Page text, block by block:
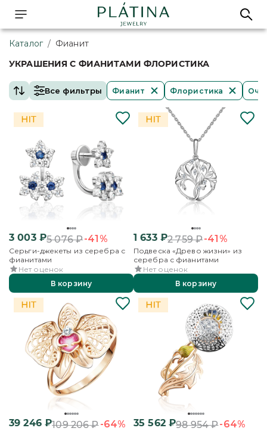
Каталог / Фианит
УКРАШЕНИЯ С ФИАНИТАМИ ФЛОРИСТИКА
Все фильтры Фианит Флористика
3 003₽5 076₽-41%
Серьги-джекеты из серебра с
фианитами
Нет оценок
В корзину
1 633₽2 759₽-41%
Подвеска «Древо жизни» из
серебра с фианитами
Нет оценок
В корзину
39 246₽109 206₽-64% 35 562₽98 954₽-64%